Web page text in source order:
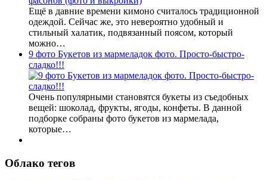
Ещё в давние времени кимоно считалось традиционной
одеждой. Сейчас же, это невероятно удобный и
стильный халатик, подвязанный поясом, который
можно…
9 фото Букетов из мармеладок фото. Просто-быстро-
сладко!!!
Очень популярными становятся букеты из съедобных
вещей: шоколад, фрукты, ягоды, конфеты. В данной
подборке собраны фото букетов из мармелада,
которые…
Облако тегов